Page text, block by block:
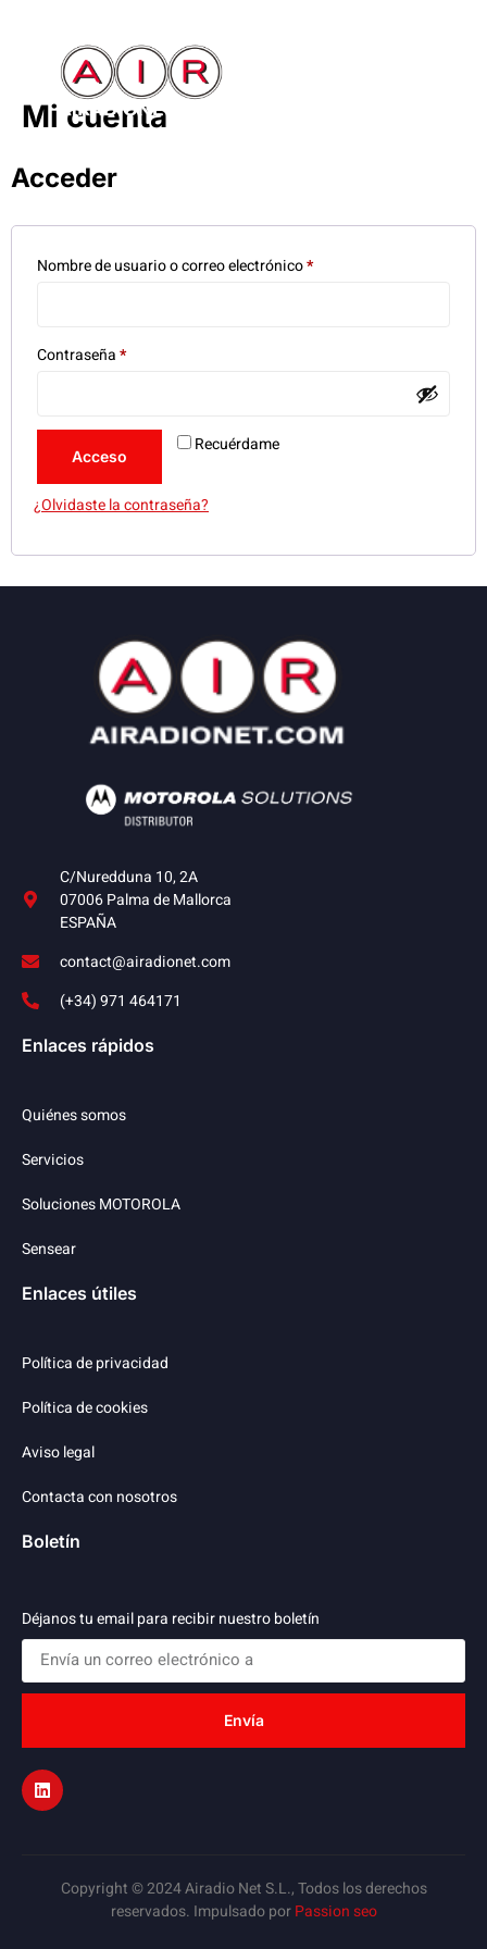
Mi cuenta
Acceder
Nombre de usuario o correo electrónico*
Contraseña*
Recuérdame
Acceso
¿Olvidaste la contraseña?
C/Nuredduna 10, 2A
07006 Palma de Mallorca
ESPAÑA
contact@airadionet.com
(+34) 971 464171
Enlaces rápidos
Quiénes somos
Servicios
Soluciones MOTOROLA
Sensear
Enlaces útiles
Política de privacidad
Política de cookies
Aviso legal
Contacta con nosotros
Boletín
Déjanos tu email para recibir nuestro boletín
Envía
Copyright © 2024 Airadio Net S.L., Todos los derechos
reservados. Impulsado porPassion seo